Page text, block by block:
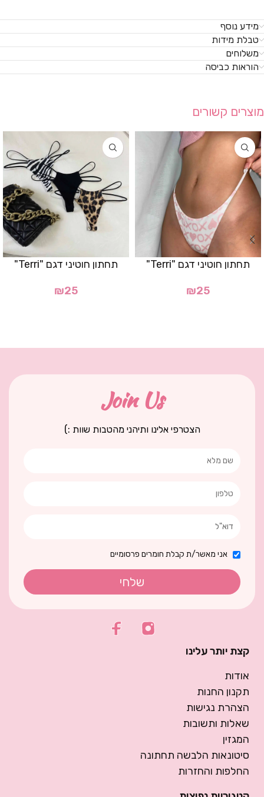
מידע נוסף
טבלת מידות
משלוחים
הוראות כביסה
מוצרים קשורים
תחתון חוטיני דגם "Terri"
₪25
תחתון חוטיני דגם "Terri"
₪25
Join Us
הצטרפי אלינו ותיהני מהטבות שוות :)
אני מאשר/ת קבלת חומרים פרסומיים
שלחי
קצת יותר עלינו
אודות
תקנון החנות
הצהרת נגישות
שאלות ותשובות
המגזין
סיטונאות הלבשה תחתונה
החלפות והחזרות